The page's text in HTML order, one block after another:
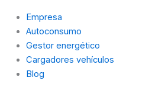
Empresa
Autoconsumo
Gestor energético
Cargadores vehículos
Blog